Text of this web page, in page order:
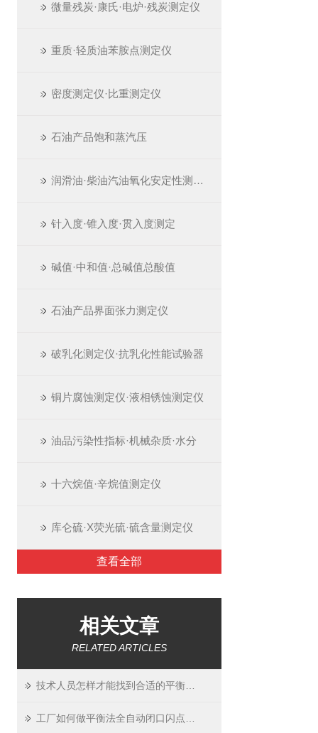
微量残炭·康氏·电炉·残炭测定仪
重质·轻质油苯胺点测定仪
密度测定仪·比重测定仪
石油产品饱和蒸汽压
润滑油·柴油汽油氧化安定性测定仪
针入度·锥入度·贯入度测定
碱值·中和值·总碱值总酸值
石油产品界面张力测定仪
破乳化测定仪·抗乳化性能试验器
铜片腐蚀测定仪·液相锈蚀测定仪
油品污染性指标·机械杂质·水分
十六烷值·辛烷值测定仪
库仑硫·X荧光硫·硫含量测定仪
查看全部
相关文章
RELATED ARTICLES